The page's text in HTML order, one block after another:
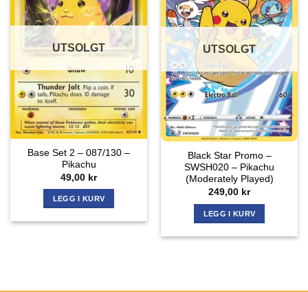
UTSOLGT
Base Set 2 – 087/130 –
Pikachu
49,00 kr
LEGG I KURV
UTSOLGT
Black Star Promo –
SWSH020 – Pikachu
(Moderately Played)
249,00 kr
LEGG I KURV